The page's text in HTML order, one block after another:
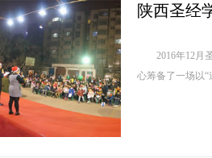
陕西圣经
2016年12月圣
心筹备了一场以